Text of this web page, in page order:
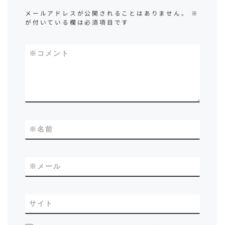
メールアドレスが公開されることはありません。
※
が付いている欄は必須項目です
コメント
※
名前
※
メール
※
サイト